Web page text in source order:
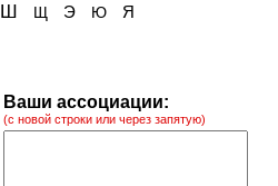
Ш Щ Э Ю Я
Ваши ассоциации:
(с новой строки или через запятую)